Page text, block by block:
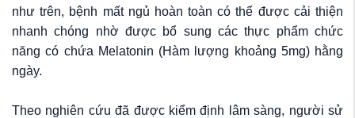
như trên, bệnh mất ngủ hoàn toàn có thể được cải thiện
nhanh chóng nhờ được bổ sung các thực phẩm chức
năng có chứa Melatonin (Hàm lượng khoảng 5mg) hằng
ngày.
Theo nghiên cứu đã được kiểm định lâm sàng, người sử